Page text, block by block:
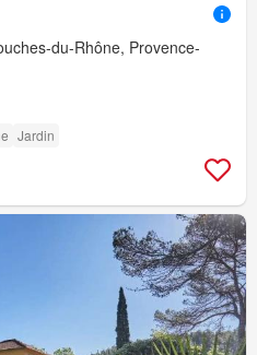
du-Rhône, Provence-
Jardin